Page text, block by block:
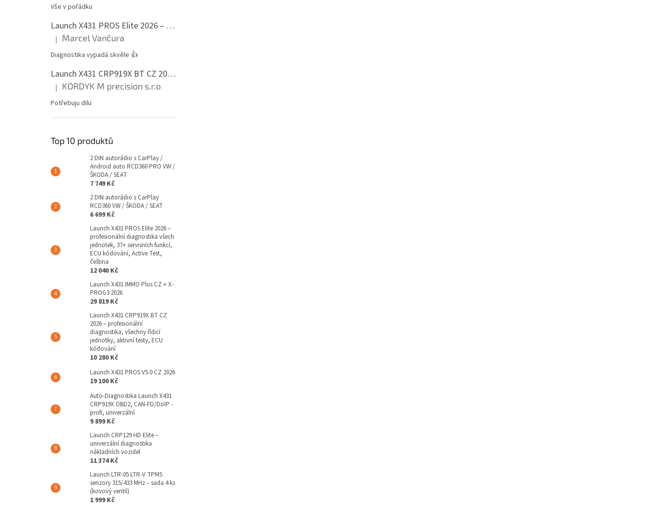
Vše v pořádku
Launch X431 PROS Elite 2026 – profesionální diagnostika všech jednotek, 37+ servisních funkcí, ECU kódování, Active Test, čeština
Hodnocení produktu je 5 z 5 hvězdiček.
| Marcel Vančura
Diagnostika vypadá skvěle 👍
Launch X431 CRP919X BT CZ 2026 – profesionální diagnostika, všechny řídicí jednotky, aktivní testy, ECU kódování
Hodnocení produktu je 5 z 5 hvězdiček.
| KORDYK M precision s.r.o
Potřebuju dilu
Top 10 produktů
2 DIN autorádio s CarPlay /
Android auto RCD360 PRO VW /
ŠKODA / SEAT
7 749 Kč
2 DIN autorádio s CarPlay
RCD360 VW / ŠKODA / SEAT
6 699 Kč
Launch X431 PROS Elite 2026 –
profesionální diagnostika všech
jednotek, 37+ servisních funkcí,
ECU kódování, Active Test,
čeština
12 040 Kč
Launch X431 IMMO Plus CZ + X-
PROG3 2026
29 819 Kč
Launch X431 CRP919X BT CZ
2026 – profesionální
diagnostika, všechny řídicí
jednotky, aktivní testy, ECU
kódování
10 280 Kč
Launch X431 PROS V5.0 CZ 2026
19 100 Kč
Auto-Diagnostika Launch X431
CRP919X OBD2, CAN-FD/DoIP -
profi, univerzální
9 899 Kč
Launch CRP129 HD Elite –
univerzální diagnostika
nákladních vozidel
11 374 Kč
Launch LTR-05 LTR-V TPMS
senzory 315/433 MHz – sada 4 ks
(kovový ventil)
1 999 Kč